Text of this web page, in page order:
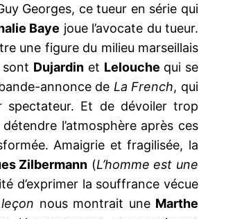
Georges, ce tueur en série qui
Baye joue l’avocate du tueur.
une figure du milieu marseillais
sont Dujardin et Lelouche qui se
annonce de La French, qui
spectateur. Et de dévoiler trop
l’atmosphère après ces
Amaigrie et fragilisée, la
Zilbermann (L’homme est une
d’exprimer la souffrance vécue
nous montrait une Marthe